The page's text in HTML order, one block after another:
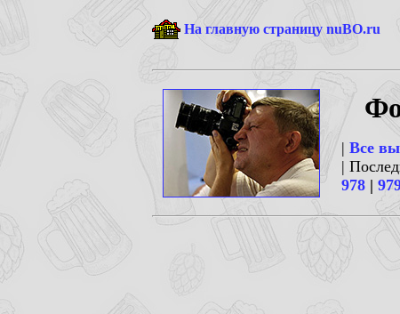
На главную страницу nuBO.ru
| Все
|
978 |